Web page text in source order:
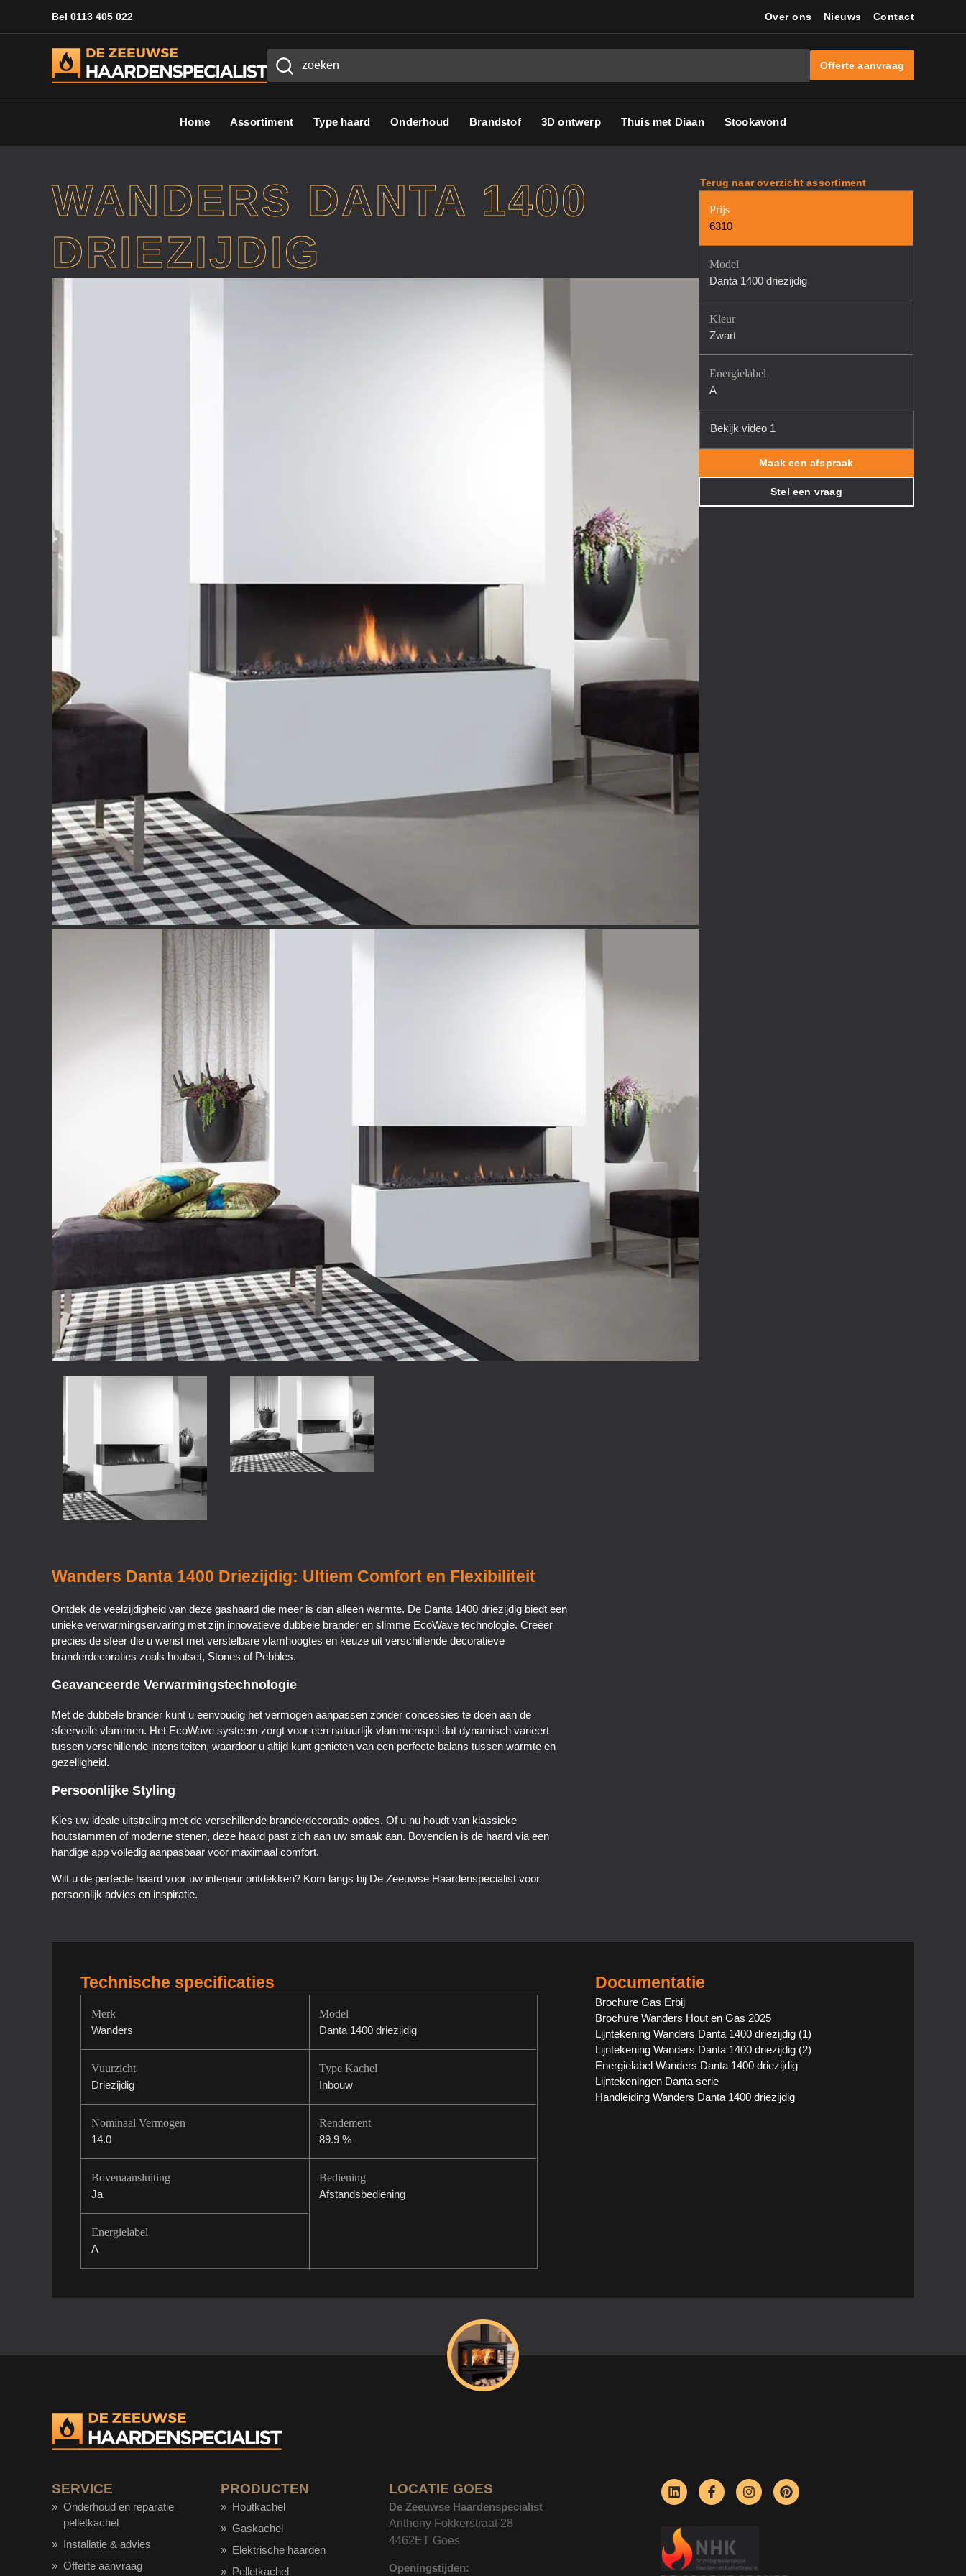
Bel 0113 405 022 Over ons Nieuws Contact
Offerte aanvraag
Home Assortiment Type haard Onderhoud Brandstof 3D ontwerp Thuis met Diaan Stookavond
WANDERS DANTA 1400
DRIEZIJDIG
Terug naar overzicht assortiment
Prijs
6310
Model
Danta 1400 driezijdig
Kleur
Zwart
Energielabel
A
Bekijk video 1
Maak een afspraak
Stel een vraag
Wanders Danta 1400 Driezijdig: Ultiem Comfort en Flexibiliteit
Ontdek de veelzijdigheid van deze gashaard die meer is dan alleen warmte. De Danta 1400 driezijdig biedt een
unieke verwarmingservaring met zijn innovatieve dubbele brander en slimme EcoWave technologie. Creëer
precies de sfeer die u wenst met verstelbare vlamhoogtes en keuze uit verschillende decoratieve
branderdecoraties zoals houtset, Stones of Pebbles.
Geavanceerde Verwarmingstechnologie
Met de dubbele brander kunt u eenvoudig het vermogen aanpassen zonder concessies te doen aan de
sfeervolle vlammen. Het EcoWave systeem zorgt voor een natuurlijk vlammenspel dat dynamisch varieert
tussen verschillende intensiteiten, waardoor u altijd kunt genieten van een perfecte balans tussen warmte en
gezelligheid.
Persoonlijke Styling
Kies uw ideale uitstraling met de verschillende branderdecoratie-opties. Of u nu houdt van klassieke
houtstammen of moderne stenen, deze haard past zich aan uw smaak aan. Bovendien is de haard via een
handige app volledig aanpasbaar voor maximaal comfort.
Wilt u de perfecte haard voor uw interieur ontdekken? Kom langs bij De Zeeuwse Haardenspecialist voor
persoonlijk advies en inspiratie.
Technische specificaties
Merk
Wanders
Model
Danta 1400 driezijdig
Vuurzicht
Driezijdig
Type Kachel
Inbouw
Nominaal Vermogen
14.0
Rendement
89.9 %
Bovenaansluiting
Ja
Bediening
Afstandsbediening
Energielabel
A
Documentatie
Brochure Gas Erbij
Brochure Wanders Hout en Gas 2025
Lijntekening Wanders Danta 1400 driezijdig (1)
Lijntekening Wanders Danta 1400 driezijdig (2)
Energielabel Wanders Danta 1400 driezijdig
Lijntekeningen Danta serie
Handleiding Wanders Danta 1400 driezijdig
SERVICE
Onderhoud en reparatie
pelletkachel
Installatie & advies
Offerte aanvraag
PRODUCTEN
Houtkachel
Gaskachel
Elektrische haarden
Pelletkachel
LOCATIE GOES
De Zeeuwse Haardenspecialist
Anthony Fokkerstraat 28
4462ET Goes
Openingstijden: